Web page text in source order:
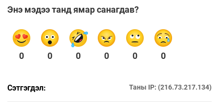
Энэ мэдээ танд ямар санагдав?
0 0 0 0 0 0
Сэтгэгдэл: Таны IP: (216.73.217.134)